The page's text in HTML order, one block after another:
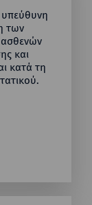
υπεύθυνη
των
και
κατά τη